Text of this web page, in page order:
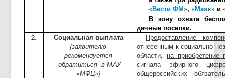
«Вести ФМ», «Маяк» и
В зону охвата
дачные поселки.
2.
Социальная выплата
(заявителю
рекомендуется
обратиться в МАУ
«МФЦ»)
Предоставление
отнесенным к социально
области, на приобретение
сигнала эфирного
общероссийских